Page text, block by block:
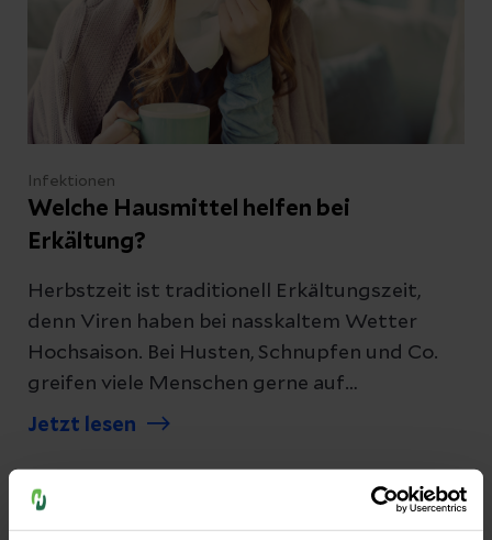
Infektionen
Welche Hausmittel helfen bei
Erkältung?
Herbstzeit ist traditionell Erkältungszeit,
denn Viren haben bei nasskaltem Wetter
Hochsaison. Bei Husten, Schnupfen und Co.
greifen viele Menschen gerne auf
altbewährte Hausmittel zurück. Doch hilft
heiße Milch mit Honig die Stimme
zurückholen? Wir stellen die Ratschläge aus
Jetzt lesen